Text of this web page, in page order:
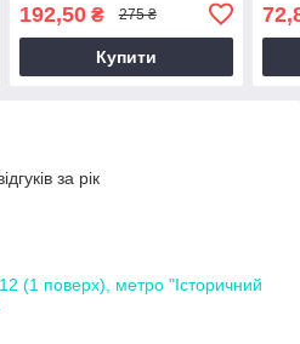
192,50₴ 275 ₴
Купити
за рік
(1 поверх), метро "Історичний